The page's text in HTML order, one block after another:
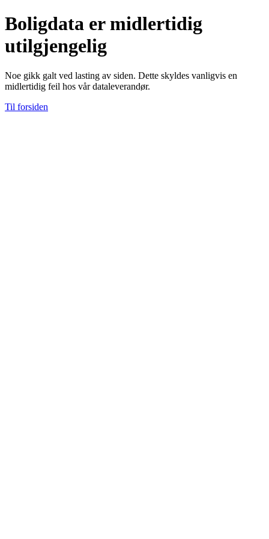
Boligdata er midlertidig
utilgjengelig
Noe gikk galt ved lasting av siden. Dette skyldes vanligvis en
midlertidig feil hos vår dataleverandør.
Til forsiden